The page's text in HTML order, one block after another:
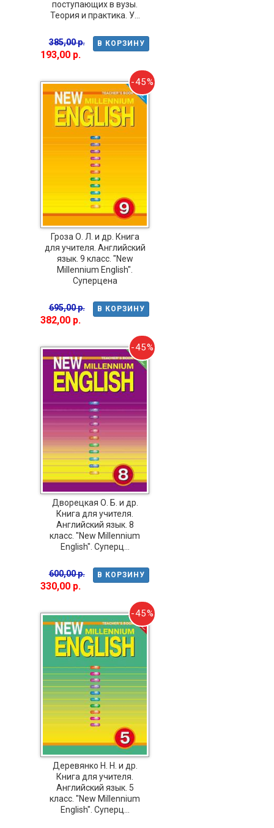
поступающих в вузы.
Теория и практика. У...
В КОРЗИНУ
385,00 р.
193,00 р.
-45%
Гроза О. Л. и др. Книга
для учителя. Английский
язык. 9 класс. "New
Millennium English".
Суперцена
В КОРЗИНУ
695,00 р.
382,00 р.
-45%
Дворецкая О. Б. и др.
Книга для учителя.
Английский язык. 8
класс. "New Millennium
English". Суперц...
В КОРЗИНУ
600,00 р.
330,00 р.
-45%
Деревянко Н. Н. и др.
Книга для учителя.
Английский язык. 5
класс. "New Millennium
English". Суперц...